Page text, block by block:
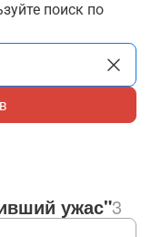
поиск по
ужас"3